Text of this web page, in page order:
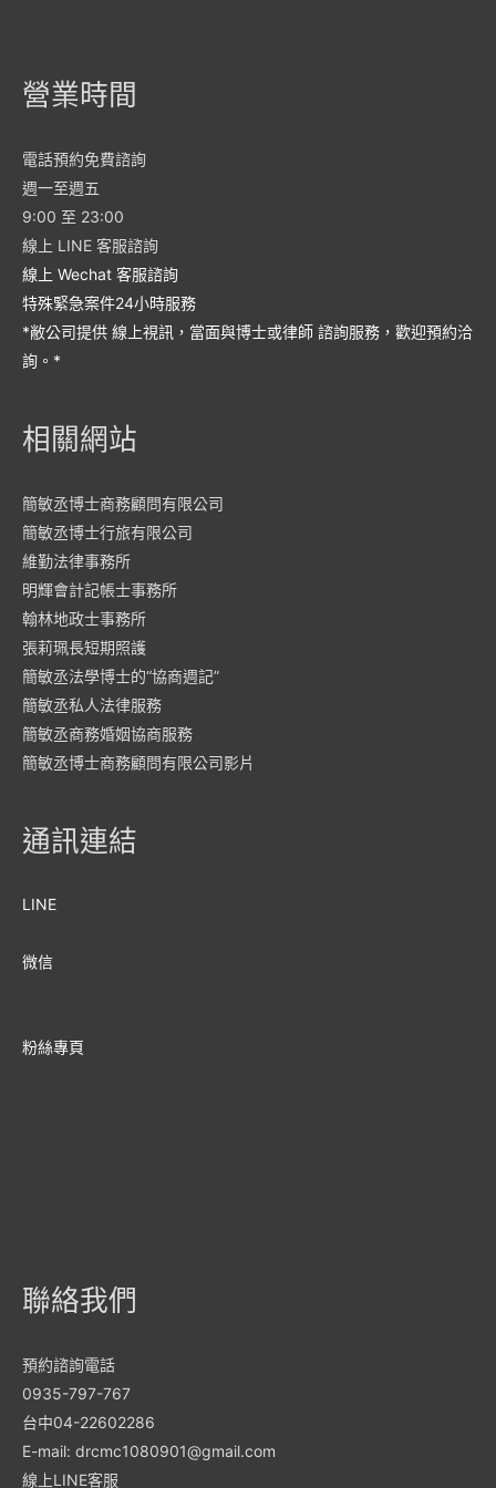
營業時間
電話預約免費諮詢
週一至週五
9:00 至 23:00
線上 LINE 客服諮詢
線上 Wechat 客服諮詢
特殊緊急案件24小時服務
*敝公司提供 線上視訊，當面與博士或律師 諮詢服務，歡迎預約洽
詢。*
相關網站
簡敏丞博士商務顧問有限公司
簡敏丞博士行旅有限公司
維勤法律事務所
明輝會計記帳士事務所
翰林地政士事務所
張莉珮長短期照護
簡敏丞法學博士的“協商週記”
簡敏丞私人法律服務
簡敏丞商務婚姻協商服務
簡敏丞博士商務顧問有限公司影片
通訊連結
LINE
微信
粉絲專頁
聯絡我們
預約諮詢電話
0935-797-767
台中04-22602286
E-mail: drcmc1080901@gmail.com
線上LINE客服